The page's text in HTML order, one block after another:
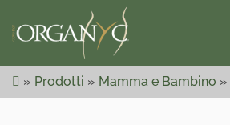
content
» Prodotti » Mamma e Bambino »